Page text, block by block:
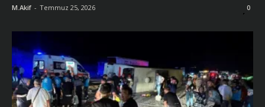
M.Akif - Temmuz 25, 2026 0